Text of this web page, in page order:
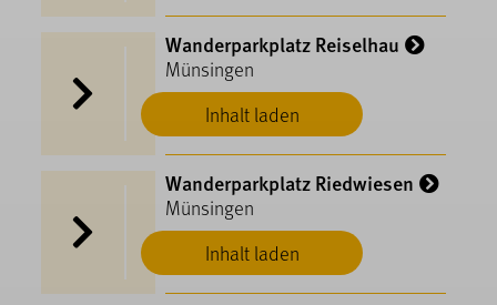
Inhalt laden
Wanderparkplatz Reiselhau
Münsingen
Inhalt laden
Wanderparkplatz Riedwiesen
Münsingen